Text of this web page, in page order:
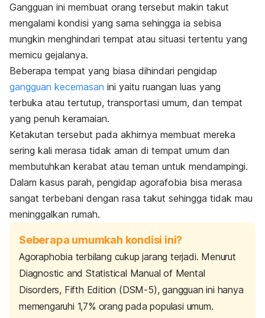
Gangguan ini membuat orang tersebut makin takut
mengalami kondisi yang sama sehingga ia sebisa
mungkin menghindari tempat atau situasi tertentu yang
memicu gejalanya.
Beberapa tempat yang biasa dihindari pengidap
gangguan kecemasan ini yaitu ruangan luas yang
terbuka atau tertutup, transportasi umum, dan tempat
yang penuh keramaian.
Ketakutan tersebut pada akhirnya membuat mereka
sering kali merasa tidak aman di tempat umum dan
membutuhkan kerabat atau teman untuk mendampingi.
Dalam kasus parah, pengidap agorafobia bisa merasa
sangat terbebani dengan rasa takut sehingga tidak mau
meninggalkan rumah.
Seberapa umumkah kondisi ini?
Agoraphobia terbilang cukup jarang terjadi. Menurut
Diagnostic and Statistical Manual of Mental
Disorders, Fifth Edition (DSM-5), gangguan ini hanya
memengaruhi 1,7% orang pada populasi umum.